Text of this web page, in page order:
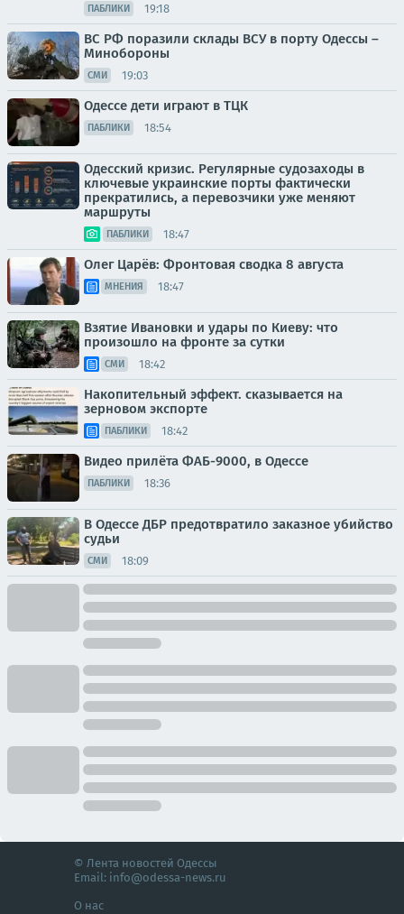
ПАБЛИКИ 19:18
ВС РФ поразили склады ВСУ в порту Одессы –
Минобороны
СМИ 19:03
Одессе дети играют в ТЦК
ПАБЛИКИ 18:54
Одесский кризис. Регулярные судозаходы в
ключевые украинские порты фактически
прекратились, а перевозчики уже меняют
маршруты
ПАБЛИКИ 18:47
Олег Царёв: Фронтовая сводка 8 августа
МНЕНИЯ 18:47
Взятие Ивановки и удары по Киеву: что
произошло на фронте за сутки
СМИ 18:42
Накопительный эффект. сказывается на
зерновом экспорте
ПАБЛИКИ 18:42
Видео прилёта ФАБ-9000, в Одессе
ПАБЛИКИ 18:36
В Одессе ДБР предотвратило заказное убийство
судьи
СМИ 18:09
© Лента новостей Одессы
Email: info@odessa-news.ru
О нас